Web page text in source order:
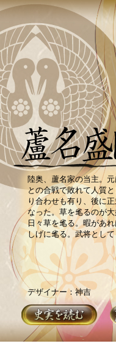
陸奥、蘆名家の当主。
との合戦で敗れて人質
り合わせも有り、後に
なった。草を毟るのが
日々草を毟る。暇があ
しげに毟る。武将として
デザイナー：神吉